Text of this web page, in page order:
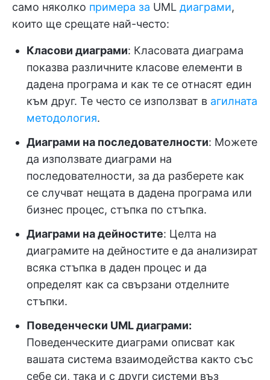
само няколко примера за UML диаграми,
които ще срещате най-често:
Класови диаграми: Класовата диаграма
показва различните класове елементи в
дадена програма и как те се отнасят един
към друг. Те често се използват в агилната
методология.
Диаграми на последователности: Можете
да използвате диаграми на
последователности, за да разберете как
се случват нещата в дадена програма или
бизнес процес, стъпка по стъпка.
Диаграми на дейностите: Целта на
диаграмите на дейностите е да анализират
всяка стъпка в даден процес и да
определят как са свързани отделните
стъпки.
Поведенчески UML диаграми:
Поведенческите диаграми описват как
вашата система взаимодейства както със
себе си, така и с други системи въз